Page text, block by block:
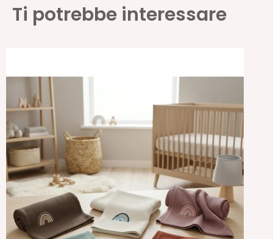
Ti potrebbe interessare